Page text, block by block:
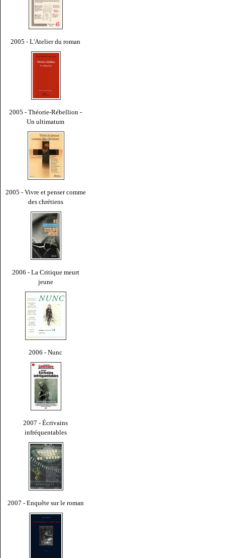
2005 - L'Atelier du roman
2005 - Théorie-Rébellion -
Un ultimatum
2005 - Vivre et penser comme
des chrétiens
2006 - La Critique meurt
jeune
2006 - Nunc
2007 - Écrivains
infréquentables
2007 - Enquête sur le roman